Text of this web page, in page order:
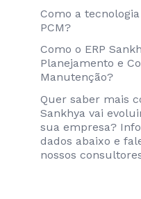
Como a
PCM?
Como o ERP
Planejamento e
Manutenção?
Quer saber mais
Sankhya vai
sua empresa?
dados abaixo e
nossos